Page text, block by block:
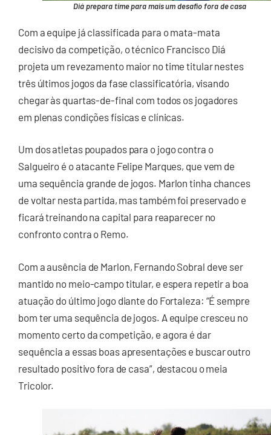
Diá prepara time para mais um desafio fora de casa
Com a equipe já classificada para o mata-mata
decisivo da competição, o técnico Francisco Diá
projeta um revezamento maior no time titular nestes
três últimos jogos da fase classificatória, visando
chegar às quartas-de-final com todos os jogadores
em plenas condições físicas e clínicas.
Um dos atletas poupados para o jogo contra o
Salgueiro é o atacante Felipe Marques, que vem de
uma sequência grande de jogos. Marlon tinha chances
de voltar nesta partida, mas também foi preservado e
ficará treinando na capital para reaparecer no
confronto contra o Remo.
Com a ausência de Marlon, Fernando Sobral deve ser
mantido no meio-campo titular, e espera repetir a boa
atuação do último jogo diante do Fortaleza: “É sempre
bom ter uma sequência de jogos. A equipe cresceu no
momento certo da competição, e agora é dar
sequência a essas boas apresentações e buscar outro
resultado positivo fora de casa”, destacou o meia
Tricolor.